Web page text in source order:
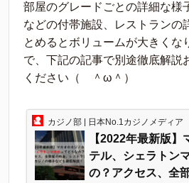
部屋のグレードごとの詳細な様
などの付帯施設、レストランの
とめるとボリュームが大きくな
で、下記の記事で別途徹底解説
ください（ ＾ω＾）
カジノ部 | 日本No.1カジノメディア
【2022年最新版
テル、シェラトン
の？アクセス、全